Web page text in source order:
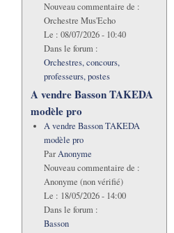
Nouveau commentaire de :
Orchestre Mus'Echo
Le : 08/07/2026 - 10:40
Dans le forum :
Orchestres, concours,
professeurs, postes
A vendre Basson TAKEDA
modèle pro
A vendre Basson TAKEDA
modèle pro
ParAnonyme
Nouveau commentaire de :
Anonyme (non vérifié)
Le : 18/05/2026 - 14:00
Dans le forum :
Basson